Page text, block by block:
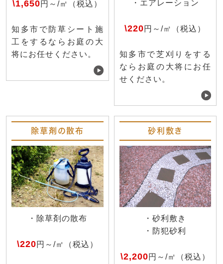
\1,650円～/㎡（税込）
知多市で防草シート施
工をするならお庭の大
将にお任せください。
・エアレーション
\220円～/㎡（税込）
知多市で芝刈りをする
ならお庭の大将にお任
せください。
除草剤の散布
・除草剤の散布
\220円～/㎡（税込）
砂利敷き
・砂利敷き
・防犯砂利
\2,200円～/㎡（税込）